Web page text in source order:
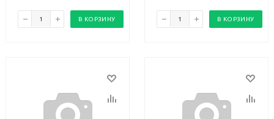
В КОРЗИНУ В КОРЗИНУ